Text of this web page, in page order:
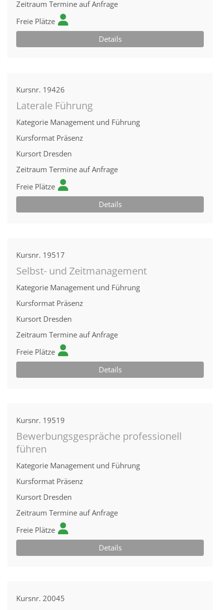
Zeitraum Termine auf Anfrage
Freie Plätze
Details
Kursnr. 19426
Laterale Führung
Kategorie Management und Führung
Kursformat Präsenz
Kursort Dresden
Zeitraum Termine auf Anfrage
Freie Plätze
Details
Kursnr. 19517
Selbst- und Zeitmanagement
Kategorie Management und Führung
Kursformat Präsenz
Kursort Dresden
Zeitraum Termine auf Anfrage
Freie Plätze
Details
Kursnr. 19519
Bewerbungsgespräche professionell
führen
Kategorie Management und Führung
Kursformat Präsenz
Kursort Dresden
Zeitraum Termine auf Anfrage
Freie Plätze
Details
Kursnr. 20045